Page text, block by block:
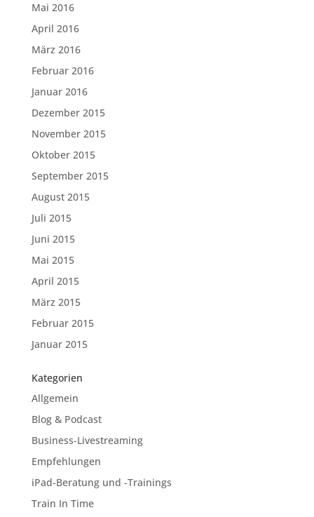
Mai 2016
April 2016
März 2016
Februar 2016
Januar 2016
Dezember 2015
November 2015
Oktober 2015
September 2015
August 2015
Juli 2015
Juni 2015
Mai 2015
April 2015
März 2015
Februar 2015
Januar 2015
Kategorien
Allgemein
Blog & Podcast
Business-Livestreaming
Empfehlungen
iPad-Beratung und -Trainings
Train In Time